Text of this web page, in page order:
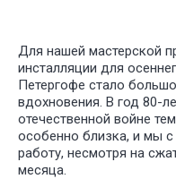
Для нашей мастерской
инсталляции для
Петергофе стало
вдохновения. В год 80-
отечественной войне
особенно близка, и мы с
работу, несмотря на
месяца.